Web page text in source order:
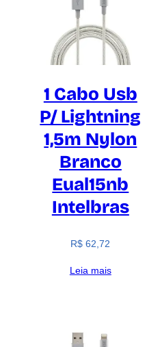
1 Cabo Usb
P/ Lightning
1,5m Nylon
Branco
Eual15nb
Intelbras
R$ 62,72
Leia mais